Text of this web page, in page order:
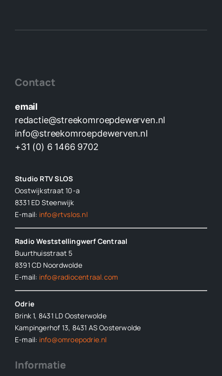
Contact
email
redactie@streekomroepdewerven.nl
info@streekomroepdewerven.nl
+31 (0) 6 1466 9702
Studio RTV SLOS
Oostwijkstraat 10-a
8331 ED Steenwijk
E-mail: info@rtvslos.nl
Radio Weststellingwerf Centraal
Buurthuisstraat 5
8391 CD Noordwolde
E-mail: info@radiocentraal.com
Odrie
Brink 1, 8431 LD Oosterwolde
Kampingerhof 13, 8431 AS Oosterwolde
E-mail: info@omroepodrie.nl
Informatie